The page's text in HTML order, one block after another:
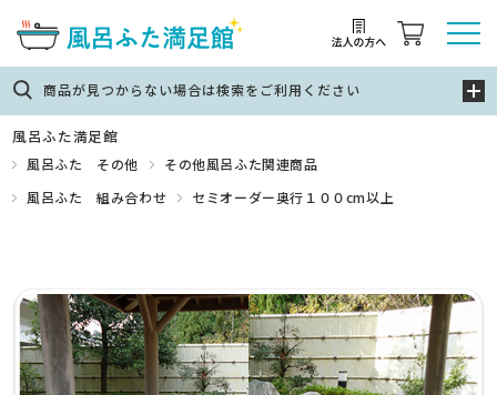
商品が見つからない場合は検索をご利用ください
風呂ふた満足館
風呂ふた その他
その他風呂ふた関連商品
風呂ふた 組み合わせ
セミオーダー奥行１００cm以上